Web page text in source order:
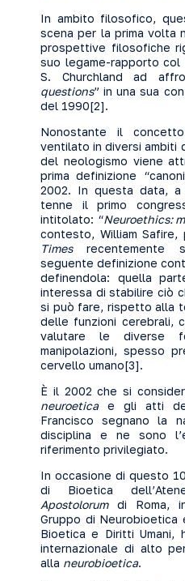
In ambito filosofico,
scena per la prima volta
prospettive filosofiche
suo legame-rapporto
S. Churchland ad
questions” in una sua
del 1990[2].
Nonostante il
ventilato in diversi ambiti
del neologismo viene
prima definizione
2002. In questa data, a
tenne il primo
intitolato: “Neuroethics:
contesto, William
Timesrecentemente
seguente definizione
definendola: quella
interessa di stabilire ciò
si può fare, rispetto alla
delle funzioni cerebrali,
valutare le diverse
manipolazioni, spesso
cervello umano[3].
È il 2002 che si
neuroeticae gli atti
Francisco segnano la
disciplina e ne sono
riferimento privilegiato.
In occasione di questo
di Bioetica
Apostolorumdi Roma,
Gruppo di Neurobioetica
Bioetica e Diritti Umani,
internazionale di alto
alla neurobioetica.